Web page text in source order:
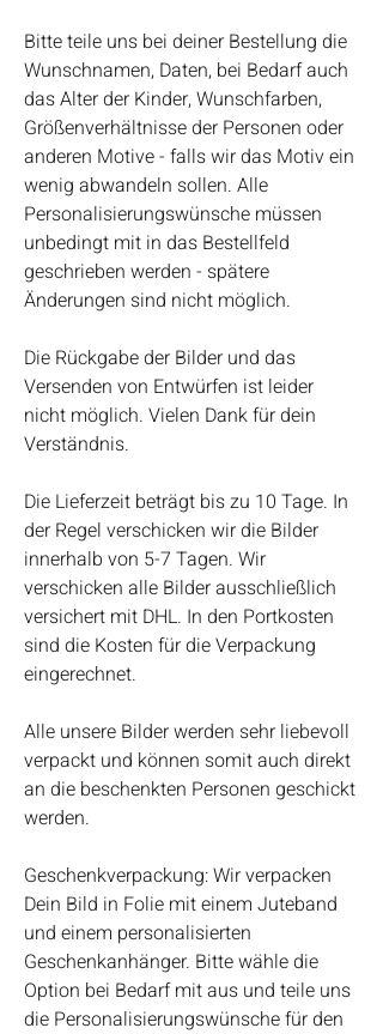
Bitte teile uns bei deiner Bestellung die
Wunschnamen, Daten, bei Bedarf auch
das Alter der Kinder, Wunschfarben,
Größenverhältnisse der Personen oder
anderen Motive - falls wir das Motiv ein
wenig abwandeln sollen. Alle
Personalisierungswünsche müssen
unbedingt mit in das Bestellfeld
geschrieben werden - spätere
Änderungen sind nicht möglich.
Die Rückgabe der Bilder und das
Versenden von Entwürfen ist leider
nicht möglich. Vielen Dank für dein
Verständnis.
Die Lieferzeit beträgt bis zu 10 Tage. In
der Regel verschicken wir die Bilder
innerhalb von 5-7 Tagen. Wir
verschicken alle Bilder ausschließlich
versichert mit DHL. In den Portkosten
sind die Kosten für die Verpackung
eingerechnet.
Alle unsere Bilder werden sehr liebevoll
verpackt und können somit auch direkt
an die beschenkten Personen geschickt
werden.
Geschenkverpackung: Wir verpacken
Dein Bild in Folie mit einem Juteband
und einem personalisierten
Geschenkanhänger. Bitte wähle die
Option bei Bedarf mit aus und teile uns
die Personalisierungswünsche für den